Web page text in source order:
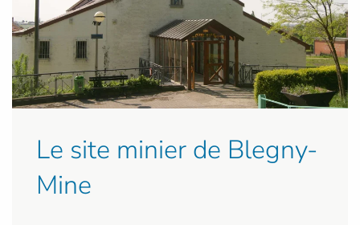
Le site minier de Blegny-
Mine